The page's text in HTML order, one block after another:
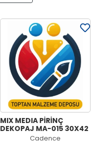
MIX MEDIA PİRİNÇ
DEKOPAJ MA-015 30X42
Cadence